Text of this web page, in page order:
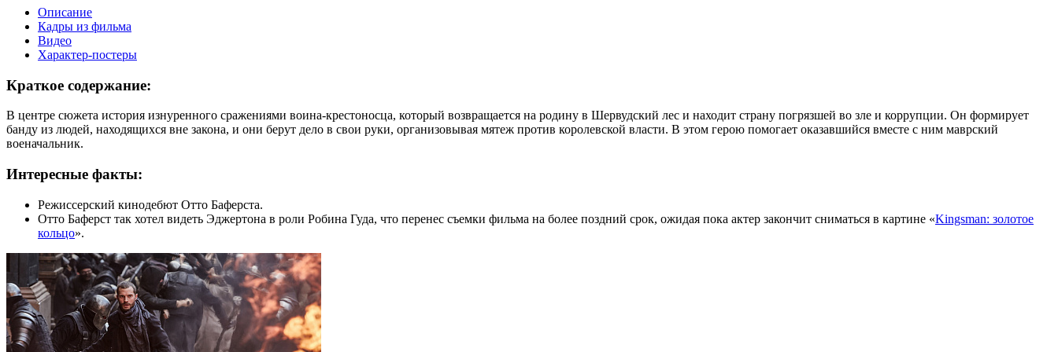
Описание
Кадры из фильма
Видео
Характер-постеры
Краткое содержание:
В центре сюжета история изнуренного сражениями воина-крестоносца, который возвращается на родину в Шервудский лес и находит страну погрязшей во зле и коррупции. Он формирует
банду из людей, находящихся вне закона, и они берут дело в свои руки, организовывая мятеж против королевской власти. В этом герою помогает оказавшийся вместе с ним маврский
военачальник.
Интересные факты:
Режиссерский кинодебют Отто Баферста.
Отто Баферст так хотел видеть Эджертона в роли Робина Гуда, что перенес съемки фильма на более поздний срок, ожидая пока актер закончит сниматься в картине «Kingsman: золотое
кольцо».